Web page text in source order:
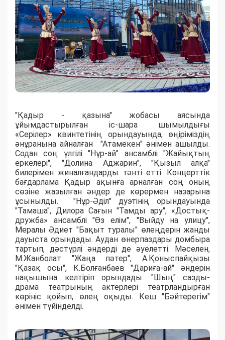
"Қадыр - қазына" жобасы аясында
ұйымдастырылған іс-шара шымылдығы
«Серілер» квинтетінің орындауында, өңіріміздің
әнұранына айналған "Атамекен" әнімен ашылды.
Содан соң үлгілі "Нұр-ай" ансамблі "Жайықтың
еркелері", "Долина Аджарин", "Қызыл алқа"
билерімен жиналғандарды тәнті етті. Концерттік
бағдарлама Қадыр ақынға арналған соң оның
сөзіне жазылған әндер де көрермен назарына
ұсынылды. "Нұр-Әділ" дуэтінің орындауында
"Тамаша", Дилора Сағын "Тамды ару", «Достық-
дружба» ансамблі "Өз елім", "Выйду на улицу",
Мералы Әдиет "Бақыт туралы" өлеңдерін жанды
дауыста орындады. Аудан өнерпаздары домбыра
тартып, дәстүрлі әндерді де әуелетті. Мәселен,
М.Жанболат "Жаңа пәтер", А.Қоныспайқызы
"Қазақ осы", К.Болғанбаев "Дариға-ай" әндерін
нақышына келтіріп орындады. "Шың" сазды-
драма театрының актерлері театрландырған
көрініс қойып, өлең оқыды. Кеш "Бәйтерегім"
әнімен түйінделді.